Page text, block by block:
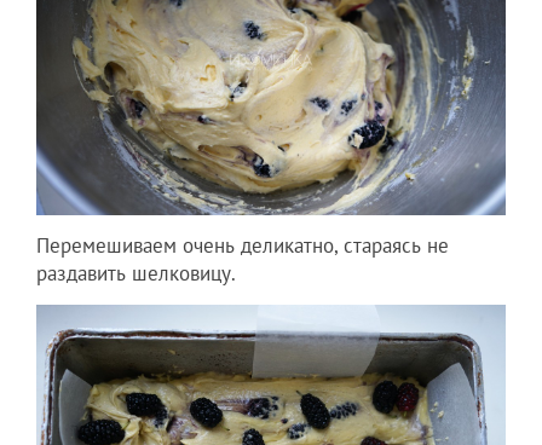
Перемешиваем очень деликатно, стараясь не
раздавить шелковицу.